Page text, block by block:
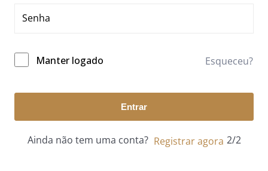
Manter logado Esqueceu?
Entrar
Ainda não tem uma conta? Registrar agora